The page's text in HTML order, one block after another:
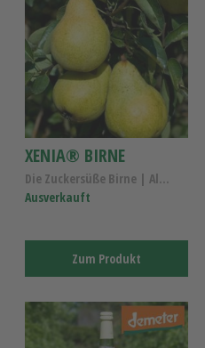
XENIA® BIRNE
Die Zuckersüße Birne | Altländer Birnen Kl.I
Ausverkauft
Zum Produkt